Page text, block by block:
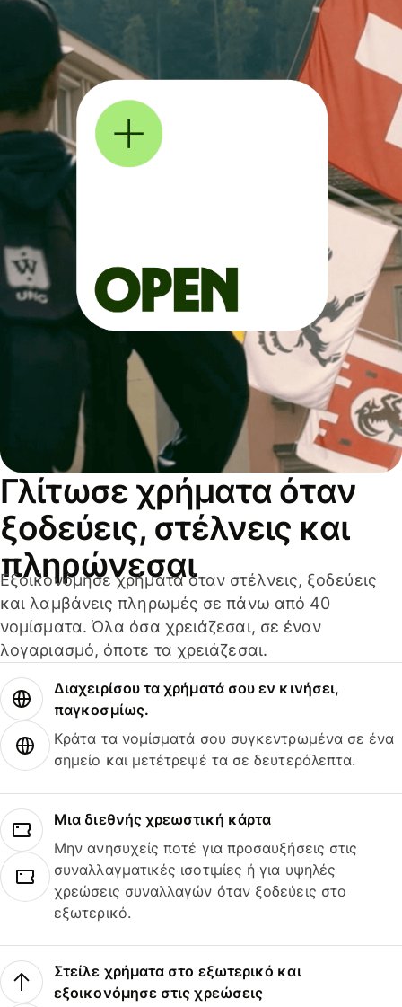
Γλίτωσε χρήματα όταν
ξοδεύεις, στέλνεις και
πληρώνεσαι
Εξοικονόμησε χρήματα όταν στέλνεις, ξοδεύεις
και λαμβάνεις πληρωμές σε πάνω από 40
νομίσματα. Όλα όσα χρειάζεσαι, σε έναν
λογαριασμό, όποτε τα χρειάζεσαι.
Διαχειρίσου τα χρήματά σου εν κινήσει,
παγκοσμίως.
Κράτα τα νομίσματά σου συγκεντρωμένα σε ένα
σημείο και μετέτρεψέ τα σε δευτερόλεπτα.
Μια διεθνής χρεωστική κάρτα
Μην ανησυχείς ποτέ για προσαυξήσεις στις
συναλλαγματικές ισοτιμίες ή για υψηλές
χρεώσεις συναλλαγών όταν ξοδεύεις στο
εξωτερικό.
Στείλε χρήματα στο εξωτερικό και
εξοικονόμησε στις χρεώσεις